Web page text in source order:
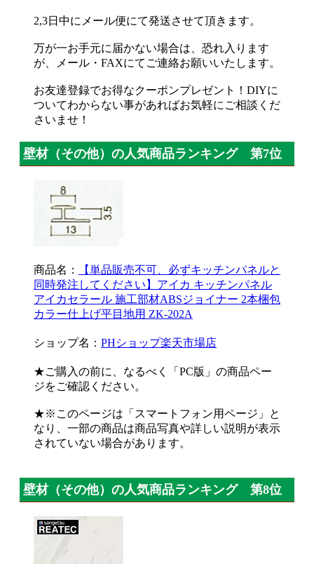
2,3日中にメール便にて発送させて頂きます。
万が一お手元に届かない場合は、恐れ入ります
が、メール・FAXにてご連絡お願いいたします。
お友達登録でお得なクーポンプレゼント！DIYに
ついてわからない事があればお気軽にご相談くだ
さいませ！
壁材（その他）の人気商品ランキング 第7位
商品名：
【単品販売不可、必ずキッチンパネルと
同時発注してください】アイカ キッチンパネル
アイカセラール 施工部材ABSジョイナー 2本梱包
カラー仕上げ平目地用 ZK-202A
ショップ名： PHショップ楽天市場店
★ご購入の前に、なるべく「PC版」の商品ペー
ジをご確認ください。
★※このページは「スマートフォン用ページ」と
なり、一部の商品は商品写真や詳しい説明が表示
されていない場合があります。
壁材（その他）の人気商品ランキング 第8位